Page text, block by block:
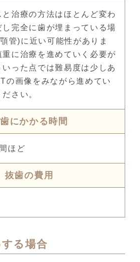
治療の方法はほとんど変わ
し完全に歯が埋まっている場
管)に近い可能性がありま
に治療を進めていく必要が
った点では難易度は少しあ
の画像をみながら進めてい
さい。
にかかる時間
ほど
抜歯の費用
る場合